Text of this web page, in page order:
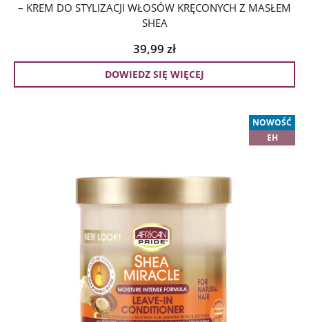
– KREM DO STYLIZACJI WŁOSÓW KRĘCONYCH Z MASŁEM
SHEA
39,99 zł
DOWIEDZ SIĘ WIĘCEJ
NOWOŚĆ
EH